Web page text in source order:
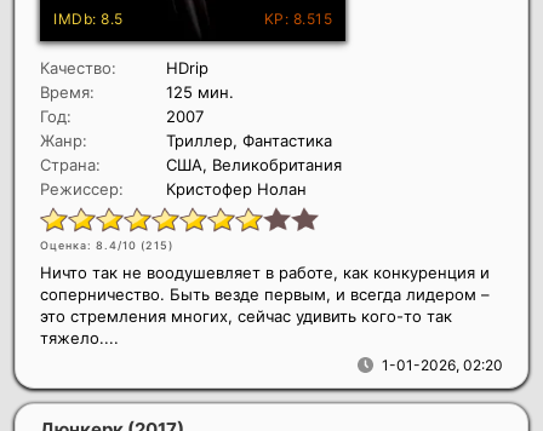
Качество:
HDrip
Время:
125 мин.
Год:
2007
Жанр:
Триллер, Фантастика
Страна:
США, Великобритания
Режиссер:
Кристофер Нолан
Оценка: 8.4/10 (215)
1-01-2026, 02:20
Ничто так не воодушевляет в работе, как конкуренция и
соперничество. Быть везде первым, и всегда лидером –
это стремления многих, сейчас удивить кого-то так
тяжело....